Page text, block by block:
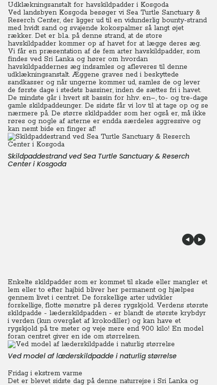
Udklækningsanstalt for havskildpadder i Kosgoda
Ved landsbyen Kosgoda besøger vi Sea Turtle Sanctuary &
Reserch Center, der ligger ud til en vidunderlig bounty-strand
med hvidt sand og svajende kokospalmer så langt øjet
rækker. Det er bl.a. på denne strand, at de store
havskildpadder kommer op af havet for at lægge deres æg.
Vi får en præsentation af de fem arter havskildpadder, som
findes ved Sri Lanka og hører om hvordan
havskildpaddernes æg indsamles og afleveres til denne
udklækningsanstalt. Æggene graves ned i beskyttede
sandkasser og når ungerne kommer ud, samles de og lever
de første dage i stedets bassiner, inden de sættes fri i havet.
De mindste går i hvert sit bassin for hhv. en–, to- og tre-dage
gamle skildpaddeunger. De sidste får vi lov til at tage op og se
nærmere på. De større skildpadder som her også er, må ikke
røres og nogle af arterne er endda særdeles aggressive og
kan nemt bide en finger af!
Skildpaddestrand ved Sea Turtle Sanctuary & Reserch
Center i Kosgoda
Enkelte skildpadder som er kommet til skade eller mangler et
lem eller to efter hajbid bliver her permanent og hjælpes
gennem livet i centret. De forskellige arter udvikler
forskellige, flotte mønstre på deres rygskjold. Verdens største
skildpadde - læderskildpadden - er blandt de største krybdyr
i verden (kun overgået af krokodiller) og kan have et
rygskjold på tre meter og veje mere end 900 kilo! En model
foran centret giver en ide om størrelsen.
Ved model af læderskildpadde i naturlig størrelse
Fridag i ekstrem varme
Det er blevet sidste dag på denne naturrejse i Sri Lanka og